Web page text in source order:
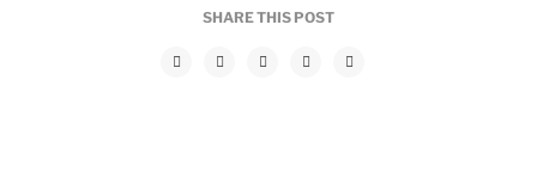
SHARE THIS POST